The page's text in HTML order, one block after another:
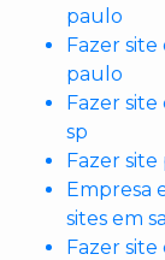
paulo
Fazer site
paulo
Fazer
sp
Fazer site
Empresa
sites em
Fazer